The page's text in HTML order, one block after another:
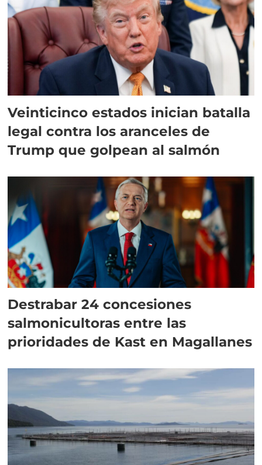
Veinticinco estados inician batalla
legal contra los aranceles de
Trump que golpean al salmón
Destrabar 24 concesiones
salmonicultoras entre las
prioridades de Kast en Magallanes